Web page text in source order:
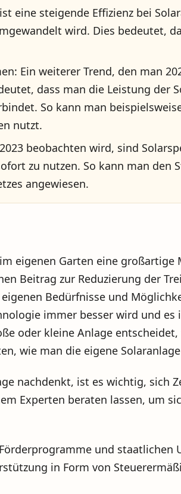
eine steigende Effizienz bei
wird. Dies bedeutet,
Ein weiterer Trend, den man
dass man die Leistung der
So kann man
nutzt.
beobachten wird, sind
zu nutzen. So kann man den
angewiesen.
eigenen Garten eine
Beitrag zur Reduzierung der
Bedürfnisse und
immer besser wird und
oder kleine Anlage
wie man die eigene
nachdenkt, ist es wichtig, sich
Experten beraten lassen, um
und
in Form von